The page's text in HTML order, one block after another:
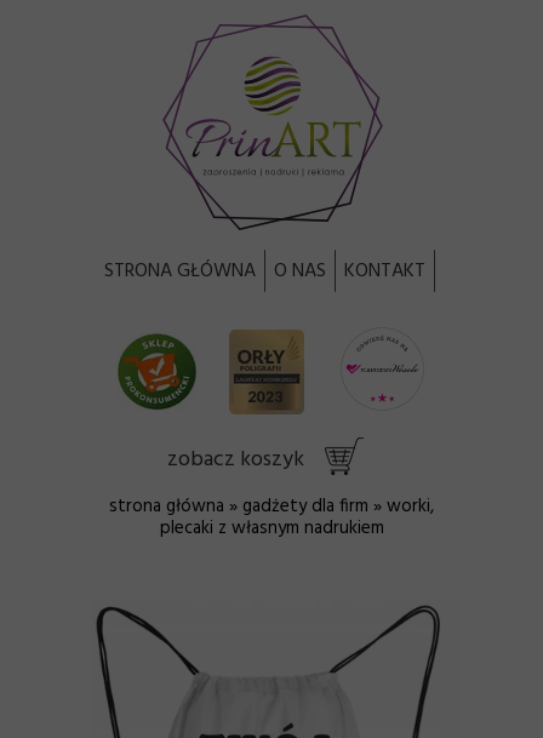
strona główna » gadżety dla firm » worki,
plecaki z własnym nadrukiem
STRONA GŁÓWNA O NAS KONTAKT
zobacz koszyk